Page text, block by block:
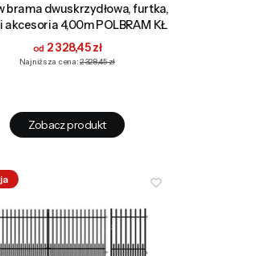
brama dwuskrzydłowa, furtka,
akcesoria 4,00m POLBRAM KŁ
Cena promocyjna
2 328,45 zł
Najniższa cena:2 328,45 zł
Zobacz produkt